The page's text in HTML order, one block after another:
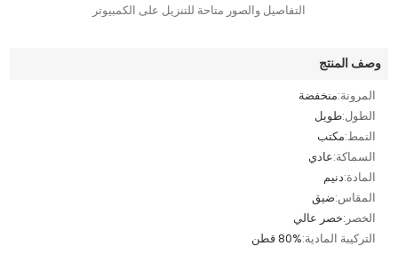
التفاصيل والصور متاحة للتنزيل على الكمبيوتر
وصف المنتج
المرونة:منخفضة
الطول:طويل
النمط:مكتب
السماكة:عادي
المادة:دنيم
المقاس:ضيق
الخصر:خصر عالي
التركيبة المادية:80% قطن